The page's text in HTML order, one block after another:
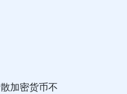
加密货币不